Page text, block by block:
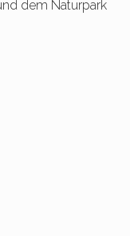
dem Naturpark